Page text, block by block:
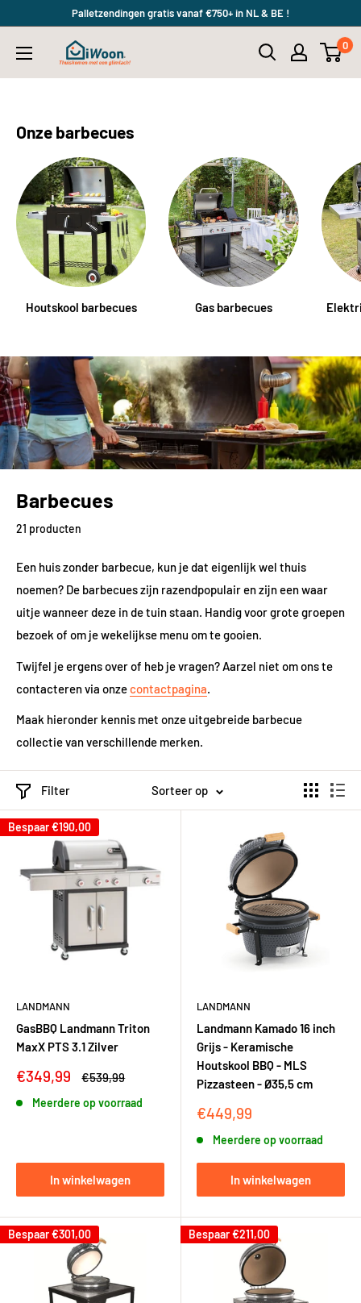
content
Palletzendingen gratis vanaf €750+ in NL & BE !
iWoon.nl 0
Onze barbecues
Houtskool barbecues Gas barbecues
Barbecues
21 producten
Een huis zonder barbecue, kun je dat eigenlijk wel thuis
noemen? De barbecues zijn razendpopulair en zijn een waar
uitje wanneer deze in de tuin staan. Handig voor grote groepen
bezoek of om je wekelijkse menu om te gooien.
Twijfel je ergens over of heb je vragen? Aarzel niet om ons te
contacteren via onzecontactpagina.
Maak hieronder kennis met onze uitgebreide barbecue
collectie van verschillende merken.
Filter Sorteer op
Bespaar€190,00
LANDMANN
GasBBQ Landmann Triton
MaxX PTS 3.1 Zilver
Kortingsprijs
€349,99 Adviesprijs
€539,99
Meerdere op voorraad
In winkelwagen
LANDMANN
Landmann Kamado 16 inch
Grijs - Keramische
Houtskool BBQ - MLS
Pizzasteen - Ø35,5 cm
Kortingsprijs
€449,99
Meerdere op voorraad
In winkelwagen
Bespaar€301,00 Bespaar€211,00